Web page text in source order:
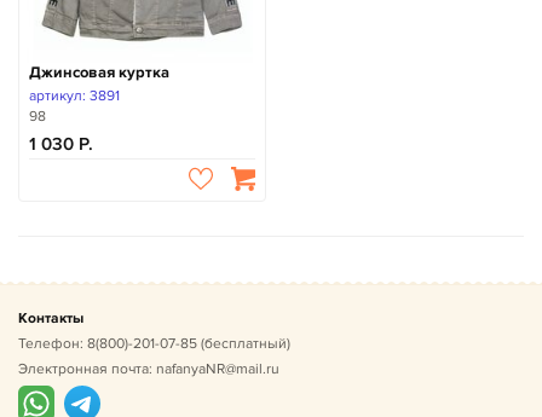
Джинсовая куртка
артикул: 3891
98
1 030
Контакты
Телефон: 8(800)-201-07-85 (бесплатный)
Электронная почта: nafanyaNR@mail.ru